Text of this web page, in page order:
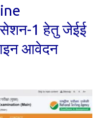
1 हेतु जेईई
आवेदन